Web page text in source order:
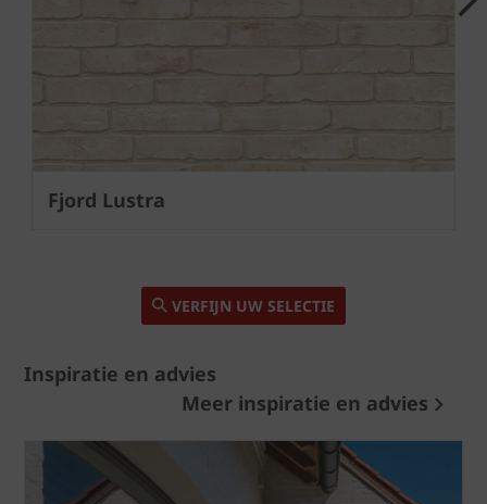
Fjord Lustra
Next
VERFIJN UW SELECTIE
Inspiratie en advies
Meer inspiratie en advies